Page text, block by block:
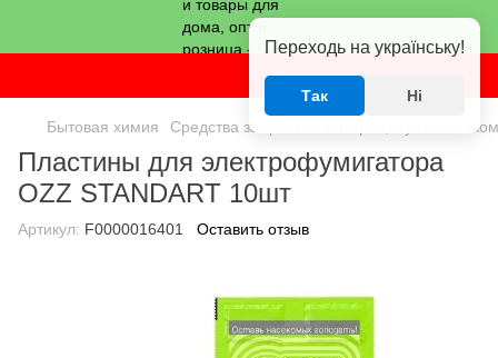
Бытовая химия Средства защиты от комаров, мух и
Пластины для электрофумигатора
OZZ STANDART 10шт
Артикул: F0000016401 Оставить отзыв
Переходь на українську!
Так Ні